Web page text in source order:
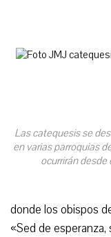
Las catequesis se
en varias parroquias
ocurrirán desde
donde los obispos
«Sed de